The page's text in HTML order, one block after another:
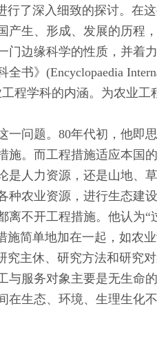
行了深入细致的探讨。
生、形成、发展的历
门边缘科学的性质，并
书》(Encyclopaedia
程学科的内涵。为农业
一问题。80年代初，他
。而工程措施适应本
人力资源，还是山地
农业资源，进行生态
不开工程措施。他认为
施简单地加在一起，如
主休、研究方法和研
服务对象主要是无生
生态、环境、生理生